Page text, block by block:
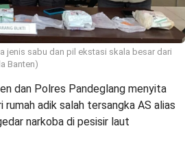
jenis sabu dan pil ekstasi skala besar dari
Banten)
dan Polres Pandeglang menyita
adik salah tersangka AS alias
narkoba di pesisir laut